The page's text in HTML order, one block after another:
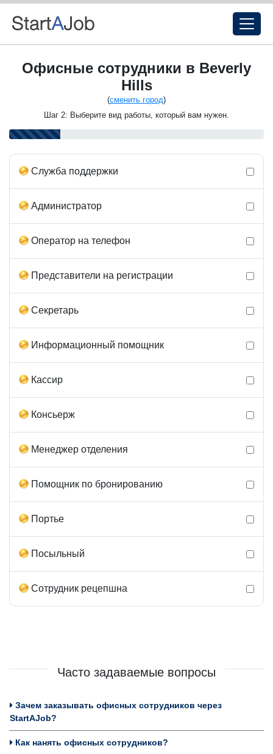
Офисные сотрудники в Beverly
Hills
(сменить город)
Шаг 2: Выберите вид работы, который вам нужен.
Служба поддержки
Администратор
Оператор на телефон
Представители на регистрации
Секретарь
Информационный помощник
Кассир
Консьерж
Менеджер отделения
Помощник по бронированию
Портье
Посыльный
Сотрудник рецепшна
Часто задаваемые вопросы
Зачем заказывать офисных сотрудников через
StartAJob?
Как нанять офисных сотрудников?